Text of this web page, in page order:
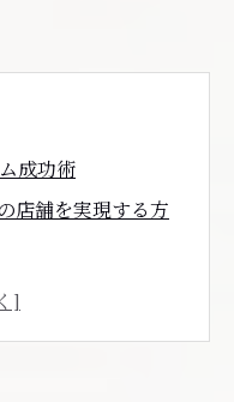
成功術
店舗を実現する方
ム成功の鍵となる